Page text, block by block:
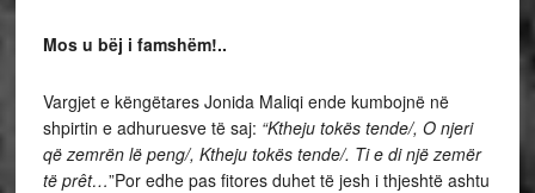
Mos u bëj i famshëm!..
Vargjet e këngëtares Jonida Maliqi ende kumbojnë në
shpirtin e adhuruesve të saj: “Ktheju tokës tende/, O njeri
që zemrën lë peng/, Ktheju tokës tende/. Ti e di një zemër
të prêt…”Por edhe pas fitores duhet të jesh i thjeshtë ashtu